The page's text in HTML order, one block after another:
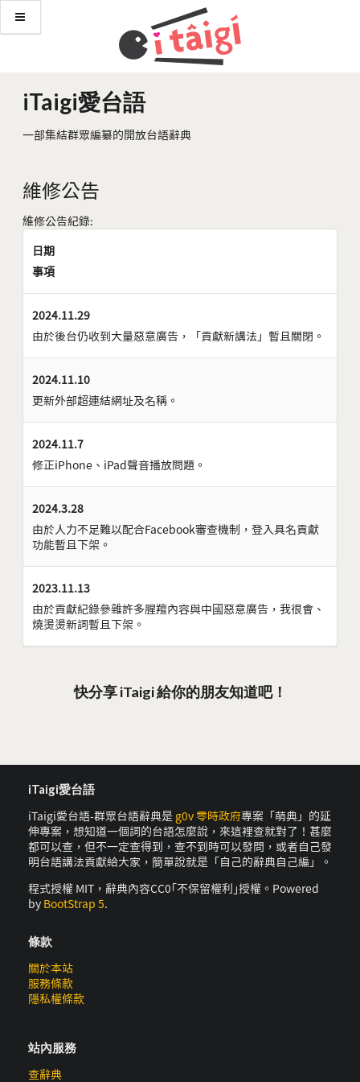
iTaigi愛台語
一部集結群眾編纂的開放台語辭典
維修公告
維修公告紀錄:
日期
事項
2024.11.29
由於後台仍收到大量惡意廣告，「貢獻新講法」暫且關閉。
2024.11.10
更新外部超連結網址及名稱。
2024.11.7
修正iPhone、iPad聲音播放問題。
2024.3.28
由於人力不足難以配合Facebook審查機制，登入具名貢獻
功能暫且下架。
2023.11.13
由於貢獻紀錄參雜許多腥羶內容與中國惡意廣告，我很會、
燒燙燙新詞暫且下架。
快分享 iTaigi 給你的朋友知道吧！
iTaigi愛台語
iTaigi愛台語-群眾台語辭典是 g0v 零時政府專案「萌典」的延
伸專案，想知道一個詞的台語怎麼說，來這裡查就對了！甚麼
都可以查，但不一定查得到，查不到時可以發問，或者自己發
明台語講法貢獻給大家，簡單說就是「自己的辭典自己編」。
程式授權 MIT，辭典內容CC0｢不保留權利｣授權。Powered
by BootStrap 5.
條款
關於本站
服務條款
隱私權條款
站內服務
查辭典